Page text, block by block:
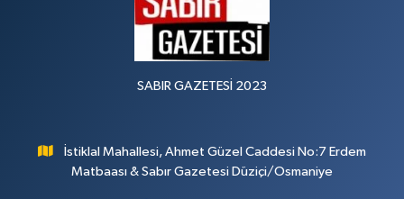
SABIR GAZETESİ 2023
İstiklal Mahallesi, Ahmet Güzel Caddesi No:7 Erdem
Matbaası & Sabır Gazetesi Düziçi/Osmaniye